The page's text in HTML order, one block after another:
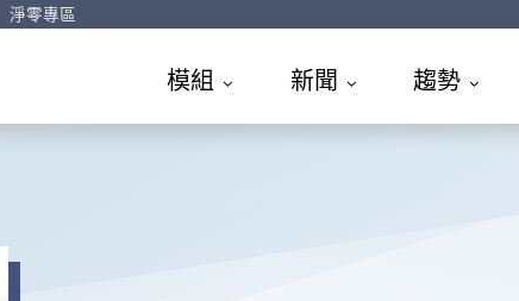
淨零專區
模組 新聞 趨勢